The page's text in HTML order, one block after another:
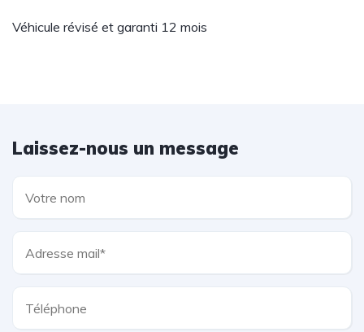
Véhicule révisé et garanti 12 mois
Laissez-nous un message